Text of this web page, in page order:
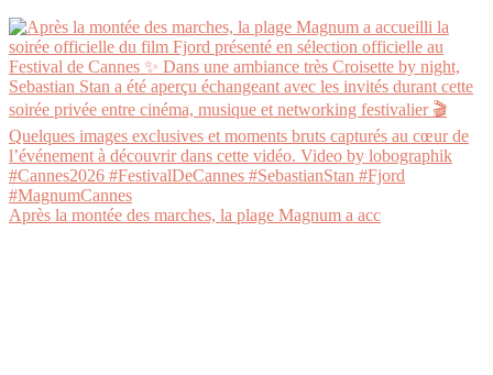
Après la montée des marches, la plage Magnum a acc